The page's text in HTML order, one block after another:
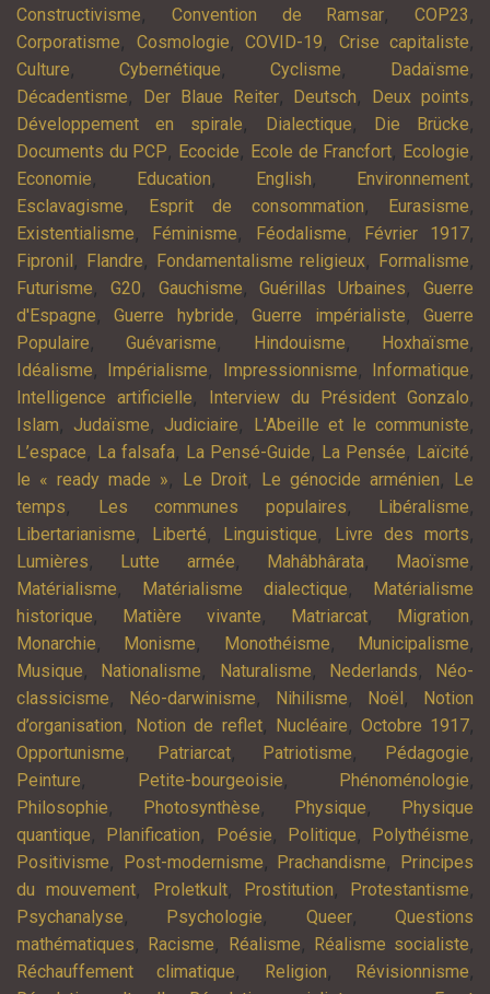
Constructivisme, Convention de Ramsar, COP23 ,
Corporatisme, Cosmologie, COVID-19, Crise capitaliste,
Culture, Cybernétique, Cyclisme, Dadaïsme,
Décadentisme, Der Blaue Reiter, Deutsch, Deux points,
Développement en spirale, Dialectique, Die Brücke,
Documents du PCP, Ecocide, Ecole de Francfort, Ecologie,
Economie, Education, English, Environnement,
Esclavagisme, Esprit de consommation, Eurasisme,
Existentialisme, Féminisme, Féodalisme, Février 1917,
Fipronil , Flandre, Fondamentalisme religieux, Formalisme,
Futurisme, G20, Gauchisme,Guérillas Urbaines,Guerre
d'Espagne,Guerre hybride,Guerre impérialiste,Guerre
Populaire,Guévarisme, Hindouisme, Hoxhaïsme,
Idéalisme, Impérialisme, Impressionnisme, Informatique,
Intelligence artificielle, Interview du Président Gonzalo,
Islam, Judaïsme, Judiciaire, L'Abeille et le communiste,
L’espace, La falsafa, La Pensé-Guide, La Pensée, Laïcité,
le « ready made », Le Droit, Le génocide arménien,
Le
temps, Les communes populaires, Libéralisme,
Libertarianisme, Liberté, Linguistique, Livre des morts,
Lumières, Lutte armée, Mahâbhârata, Maoïsme,
Matérialisme, Matérialisme dialectique,
Matérialisme
historique, Matière vivante, Matriarcat, Migration,
Monarchie, Monisme, Monothéisme, Municipalisme,
Musique, Nationalisme, Naturalisme, Nederlands,
Néo-
classicisme, Néo-darwinisme, Nihilisme, Noël ,
Notion
d’organisation, Notion de reflet, Nucléaire, Octobre 1917,
Opportunisme, Patriarcat, Patriotisme, Pédagogie,
Peinture, Petite-bourgeoisie, Phénoménologie,
Philosophie, Photosynthèse, Physique,
Physique
quantique, Planification, Poésie, Politique, Polythéisme,
Positivisme, Post-modernisme, Prachandisme,
Principes
du mouvement, Proletkult, Prostitution, Protestantisme,
Psychanalyse, Psychologie, Queer,Questions
mathématiques, Racisme, Réalisme, Réalisme socialiste,
Réchauffement climatique, Religion, Révisionnisme,